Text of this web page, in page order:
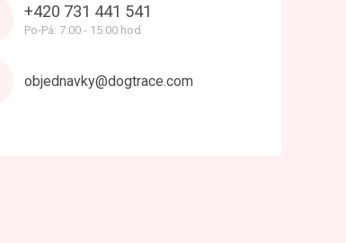
+420 731 441 541
Po-Pá: 7:00 - 15:00 hod
objednavky@dogtrace.com